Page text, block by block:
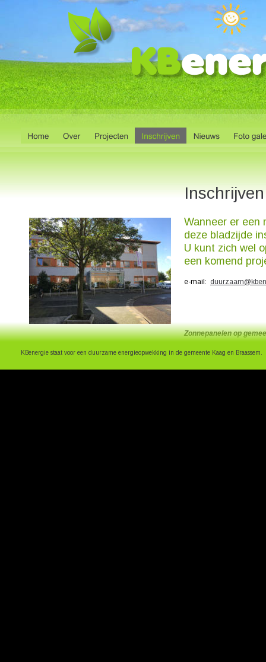
Inschrijven
Wanneer er een
deze bladzijde
U kunt zich wel
een komend
e-mail:
Zonnepanelen op
KBenergie staat voor een duurzame energieopwekking in de gemeente Kaag en Braassem.